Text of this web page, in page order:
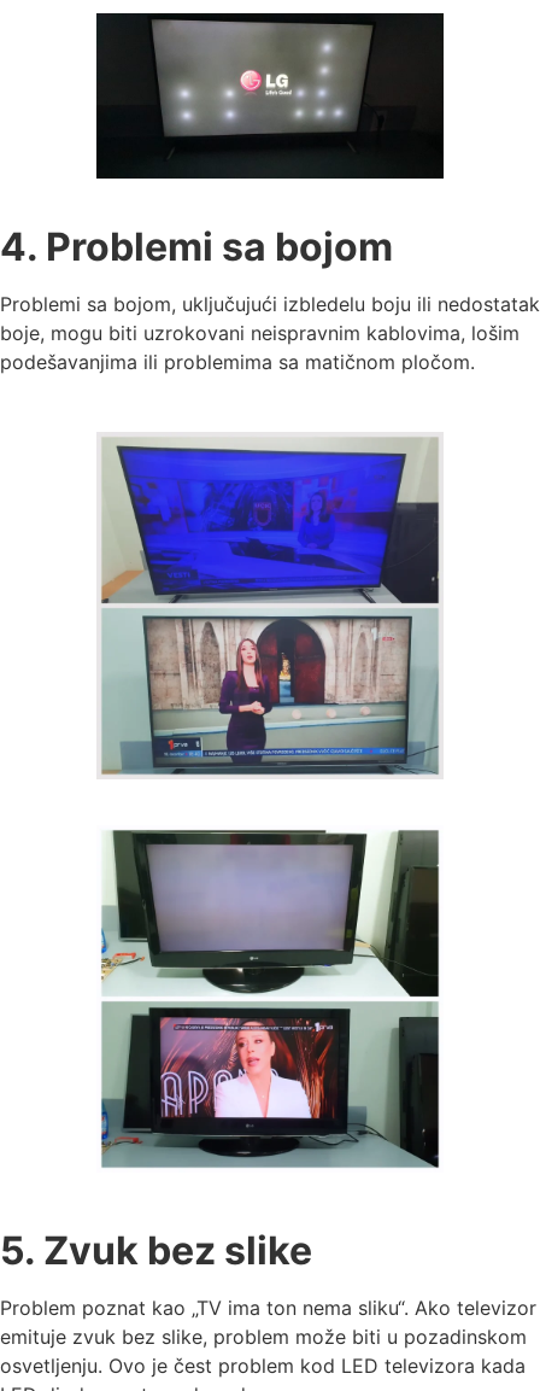
4. Problemi sa bojom
Problemi sa bojom, uključujući izbledelu boju ili nedostatak
boje, mogu biti uzrokovani neispravnim kablovima, lošim
podešavanjima ili problemima sa matičnom pločom.
5. Zvuk bez slike
Problem poznat kao „TV ima ton nema sliku“. Ako televizor
emituje zvuk bez slike, problem može biti u pozadinskom
osvetljenju. Ovo je čest problem kod LED televizora kada